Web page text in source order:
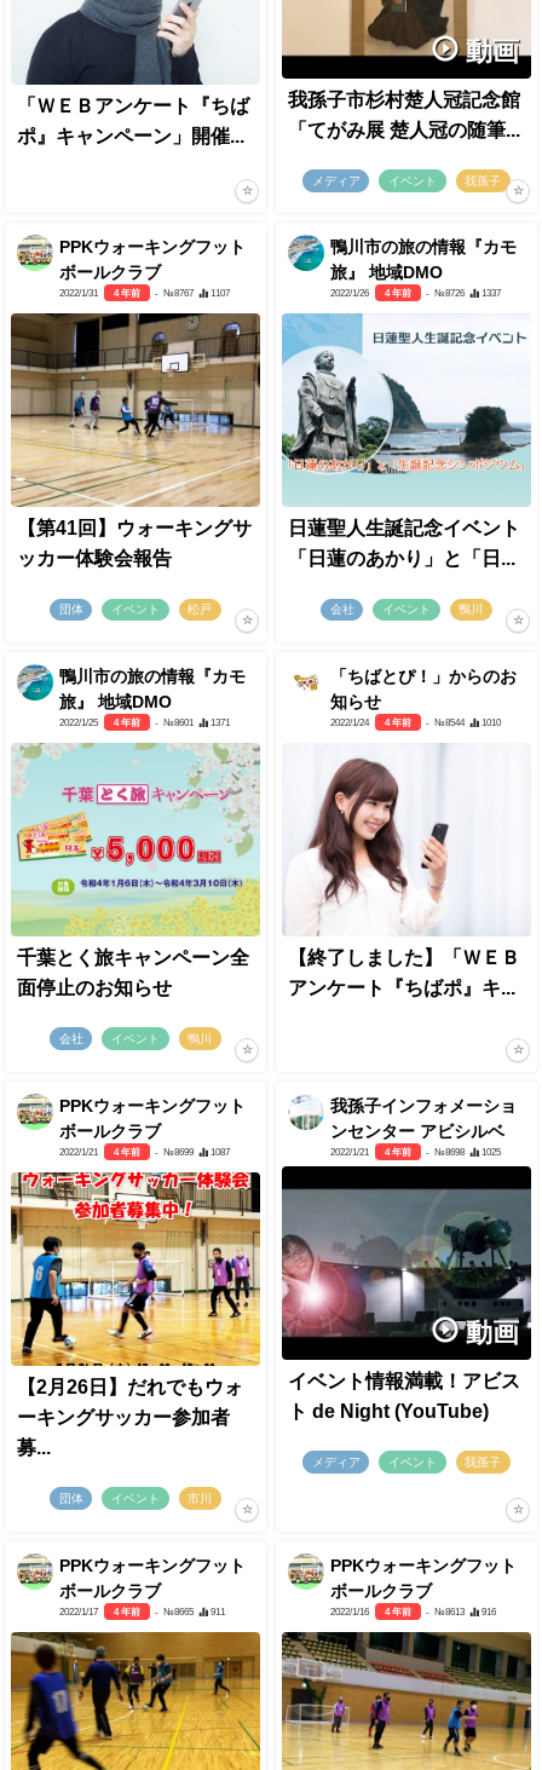
「ＷＥＢアンケート『ちば
ポ』キャンペーン」開催...
動画
我孫子市杉村楚人冠記念館
「てがみ展 楚人冠の随筆...
メディア イベント 我孫子
PPKウォーキングフット
ボールクラブ
2022/1/31 4 年前 - №8767 1107
【第41回】ウォーキングサ
ッカー体験会報告
団体 イベント 松戸
鴨川市の旅の情報『カモ
旅』 地域DMO
2022/1/26 4 年前 - №8726 1337
日蓮聖人生誕記念イベント
「日蓮のあかり」と「日...
会社 イベント 鴨川
鴨川市の旅の情報『カモ
旅』 地域DMO
2022/1/25 4 年前 - №8601 1371
千葉とく旅キャンペーン全
面停止のお知らせ
会社 イベント 鴨川
「ちばとぴ！」からのお
知らせ
2022/1/24 4 年前 - №8544 1010
【終了しました】「ＷＥＢ
アンケート『ちばポ』キ...
PPKウォーキングフット
ボールクラブ
2022/1/21 4 年前 - №8699 1087
【2月26日】だれでもウォ
ーキングサッカー参加者
募...
団体 イベント 市川
我孫子インフォメーショ
ンセンター アビシルベ
2022/1/21 4 年前 - №8698 1025
動画
イベント情報満載！アビス
ト de Night (YouTube)
メディア イベント 我孫子
PPKウォーキングフット
ボールクラブ
2022/1/17 4 年前 - №8665 911
PPKウォーキングフット
ボールクラブ
2022/1/16 4 年前 - №8613 916